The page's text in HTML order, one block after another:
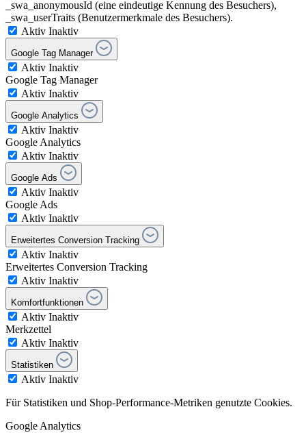
_swa_anonymousId (eine eindeutige Kennung des Besuchers),
_swa_userTraits (Benutzermerkmale des Besuchers).
Aktiv Inaktiv
Google Tag Manager
Aktiv Inaktiv
Google Tag Manager
Aktiv Inaktiv
Google Analytics
Aktiv Inaktiv
Google Analytics
Aktiv Inaktiv
Google Ads
Aktiv Inaktiv
Google Ads
Aktiv Inaktiv
Erweitertes Conversion Tracking
Aktiv Inaktiv
Erweitertes Conversion Tracking
Aktiv Inaktiv
Komfortfunktionen
Aktiv Inaktiv
Merkzettel
Aktiv Inaktiv
Statistiken
Aktiv Inaktiv
Für Statistiken und Shop-Performance-Metriken genutzte Cookies.
Google Analytics